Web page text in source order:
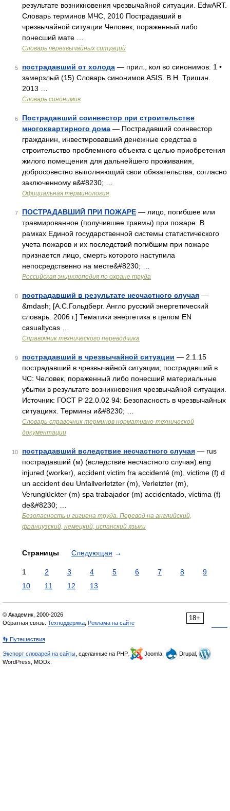
результате возникновения чрезвычайной ситуации. EdwART.
Словарь терминов МЧС, 2010 Пострадавший в
чрезвычайной ситуации Человек, пораженный либо
понесший мате …
Словарь черезвычайных ситуаций
5 пострадавший от холода — прил., кол во синонимов: 1 •
замерзлый (15) Словарь синонимов ASIS. В.Н. Тришин.
2013 …
Словарь синонимов
6
Пострадавший соинвестор при строительстве
многоквартирного дома — Пострадавший соинвестор
гражданин, инвестировавший денежные средства в
строительство проблемного объекта с целью приобретения
жилого помещения для дальнейшего проживания,
добросовестно выполняющий свои обязательства, согласно
заключенному в&#8230; …
Официальная терминология
7 ПОСТРАДАВШИЙ ПРИ ПОЖАРЕ — лицо, погибшее или
травмированное (получившее травмы) при пожаре. В
рамках Единой государственной системы статистического
учета пожаров и их последствий погибшим при пожаре
признается лицо, смерть которого наступила
непосредственно на месте&#8230; …
Российская энциклопедия по охране труда
8 пострадавший в результате несчастного случая —
&mdash; [А.С.Гольдберг. Англо русский энергетический
словарь. 2006 г.] Тематики энергетика в целом EN
casualtycas …
Справочник технического переводчика
9 пострадавший в чрезвычайной ситуации — 2.1.15
пострадавший в чрезвычайной ситуации; пострадавший в
ЧС: Человек, пораженный либо понесший материальные
убытки в результате возникновения чрезвычайной ситуации.
Источник: ГОСТ Р 22.0.02 94: Безопасность в чрезвычайных
ситуациях. Термины и&#8230; …
Словарь-справочник терминов нормативно-технической
документации
10 пострадавший вследствие несчастного случая — rus
пострадавший (м) (вследствие несчастного случая) eng
injured (worker), accident victim fra accidenté (m), victime (f) d
un accident deu Unfallverletzter (m), Verletzter (m),
Verunglückter (m) spa trabajador (m) accidentado, víctima (f)
de&#8230; …
Безопасность и гигиена труда. Перевод на английский,
французский, немецкий, испанский языки
Страницы Следующая →
1 2 3 4 5 6 7 8
9
10
11 12 13
18+
© Академик, 2000-2026
Обратная связь: Техподдержка Реклама на сайте
👣 Путешествия
Экспорт словарей на сайты , сделанные на PHP, Joomla,
Drupal,
WordPress, MODx.